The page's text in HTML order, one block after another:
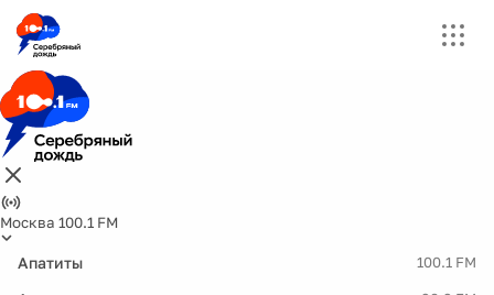
Москва 100.1 FM
Апатиты 100.1 FM